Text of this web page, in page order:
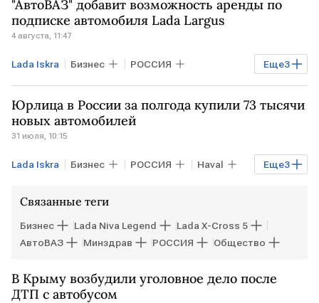
"АвтоВАЗ" добавит возможность аренды по
подписке автомобиля Lada Largus
4 августа, 11:47
Еще3
Lada Iskra Бизнес РОССИЯ
МОСКВА АвтоВАЗ
Lada Niva Legend Lada X-Cross 5
Юрлица в России за полгода купили 73 тысячи
новых автомобилей
31 июля, 10:15
Еще3
Lada Iskra Бизнес РОССИЯ Haval
Связанные теги
Бизнес Lada Niva Legend
Lada X-Cross 5
АвтоВАЗ
Минздрав РОССИЯ Общество
В Крыму возбудили уголовное дело после
ДТП с автобусом